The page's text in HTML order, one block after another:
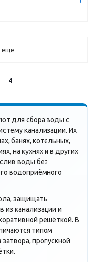
еще
4
для сбора воды с
канализации. Их
банях, котельных,
на кухнях и в других
воды без
водоприёмного
защищать
из канализации и
решёткой. В
типом
пропускной